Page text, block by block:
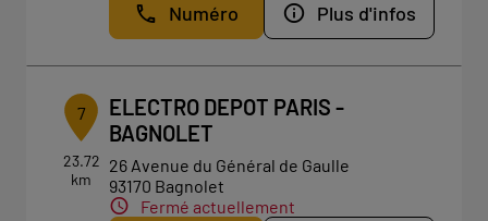
Numéro Plus d'infos
7
23.72
km
ELECTRO DEPOT PARIS -
BAGNOLET
26 Avenue du Général de Gaulle
93170 Bagnolet
Fermé actuellement